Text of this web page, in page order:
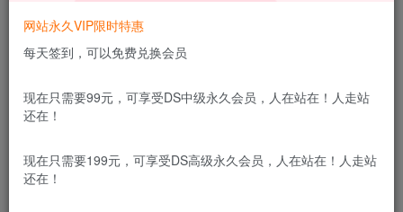
在当今社交媒体巨头的抖音上，SEO优化技
技术可以帮助他们提高在抖音平台上的排名，吸引
网站永久VIP限时特惠
每天签到，可以免费兑换会员
现在只需要99元，可享受DS中级永久会员，人在站在！人走站
还在！
现在只需要199元，可享受DS高级永久会员，人在站在！人走站
还在！